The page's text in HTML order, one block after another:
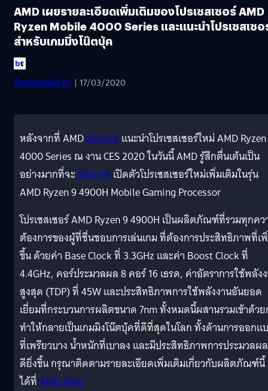
AMD เผยรายละเอียดเพิ่มเติมของโปรเซสเซอร์ AMD
Ryzen Mobile 4000 Series และแนะนำโปรเซสเซอ
สำหรับเกมมิ่งโน๊ตบุ้ค
ทีมคอนเทนต์ BT | 17/03/2020
หลังจากที่ AMDประกาศแนะนำโปรเซสเซอร์ใหม่ AMD Ryzen
4000 Series ณ งาน CES 2020 ในวันนี้ AMD รู้สึกตื่นเต้นเป็น
อย่างมากที่จะประกาศเปิดตัวโปรเซสเซอร์ใหม่เพิ่มเติมในรุ่น
AMD Ryzen 9 4900H Mobile Gaming Processor
โปรเซสเซอร์ AMD Ryzen 9 4900H เป็นผลิตภัณฑ์ที่รวมทุกค
ต้องการของผู้ที่ชื่นชอบการเล่นเกม ที่ต้องการประสิทธิภาพที่เ
ขึ้น ด้วยค่า Base Clock ที่ 3.3GHz และค่า Boost Clock ที่
4.4GHz, คอร์ประมวลผล 8 คอร์ 16 เธรด, ค่าอัตราการใช้พลัง
สูงสุด (TDP) ที่ 45W และประสิทธิภาพการใช้พลังงานอันยอด
เยี่ยมที่กระบวนการผลิตขนาด 7nm ทั้งหมดนี้ผสานรวมเข้าด้ว
ทำให้กลายเป็นเกมมิงโน๊ตบุ้คที่ดีที่สุดในโลก ทั้งด้านการออกแ
ที่เพรียวบาง น้ำหนักที่เบาลง และมีประสิทธิภาพการประมวลผ
ดียิ่งขึ้น กรุณาติดตามรายละเอียดเพิ่มเติมเกี่ยวกับผลิตภัณฑ์นี้
ได้ที่AMD Blog